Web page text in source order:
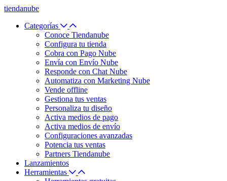
tiendanube
Categorías
Conoce Tiendanube
Configura tu tienda
Cobra con Pago Nube
Envía con Envío Nube
Responde con Chat Nube
Automatiza con Marketing Nube
Vende offline
Gestiona tus ventas
Personaliza tu diseño
Activa medios de pago
Activa medios de envío
Configuraciones avanzadas
Potencia tus ventas
Partners Tiendanube
Lanzamientos
Herramientas